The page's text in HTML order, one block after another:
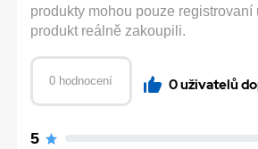
produkty mohou pouze registrovaní
produkt reálně zakoupili.
0 hodnocení 0 uživatelů
5